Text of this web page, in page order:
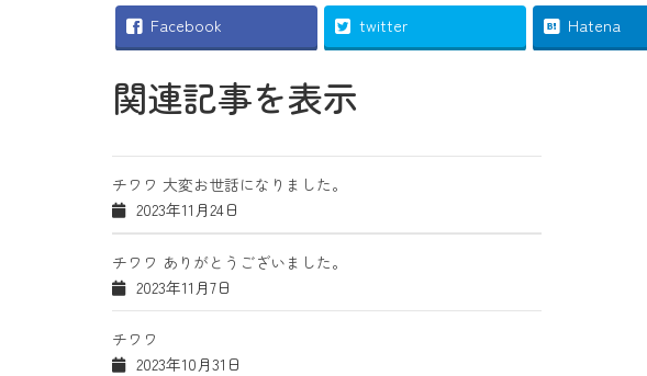
Facebook twitter Hatena
関連記事を表示
チワワ 大変お世話になりました。
2023年11月24日
チワワ ありがとうございました。
2023年11月7日
チワワ
2023年10月31日